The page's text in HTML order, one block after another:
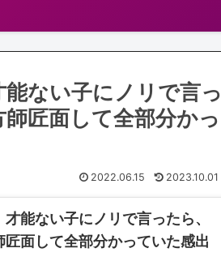
能ない子にノリで言っ
匠面して全部分かっ
2022.06.15 2023.10.01
能ない子にノリで言ったら、
面して全部分かっていた感出